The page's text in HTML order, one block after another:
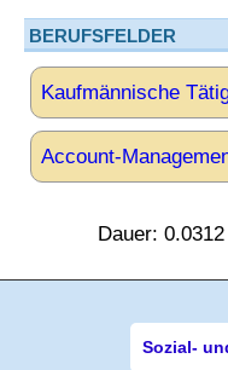
BERUFSFELDER
Kaufmännische
Account-
Dauer:
Sozial-